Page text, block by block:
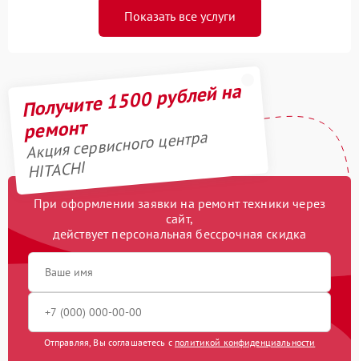
Показать все услуги
Получите 1500 рублей на
ремонт
Акция сервисного центра
HITACHI
При оформлении заявки на ремонт техники через
сайт,
действует персональная бессрочная скидка
Отправляя, Вы соглашаетесь с политикой конфиденциальности